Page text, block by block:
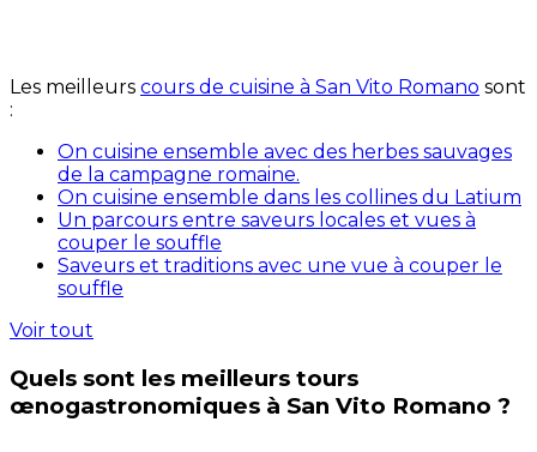
Les meilleurs cours de cuisine à San Vito Romano sont
:
On cuisine ensemble avec des herbes sauvages
de la campagne romaine.
On cuisine ensemble dans les collines du Latium
Un parcours entre saveurs locales et vues à
couper le souffle
Saveurs et traditions avec une vue à couper le
souffle
Voir tout
Quels sont les meilleurs tours
œnogastronomiques à San Vito Romano ?